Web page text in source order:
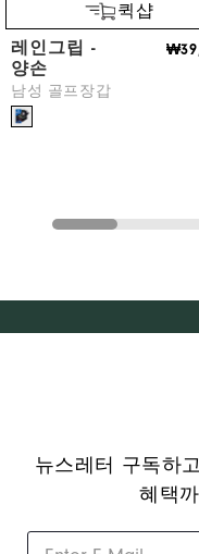
퀵샵
레인그립 -
양손
남성 골프장갑
뉴스레터 구독하
혜택